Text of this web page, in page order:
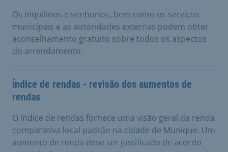
Os inquilinos e senhorios, bem como os serviços
municipais e as autoridades externas podem obter
aconselhamento gratuito sobre todos os aspectos
do arrendamento.
Índice de rendas - revisão dos aumentos de
rendas
O índice de rendas fornece uma visão geral da renda
comparativa local padrão na cidade de Munique. Um
aumento de renda deve ser justificado de acordo